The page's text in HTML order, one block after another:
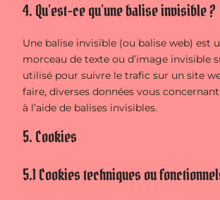
4. Qu’est-ce qu’une balise invisible ?
Une balise invisible (ou balise web) est
morceau de texte ou d’image invisible
utilisé pour suivre le trafic sur un site
faire, diverses données vous
à l’aide de balises invisibles.
5. Cookies
5.1 Cookies techniques ou